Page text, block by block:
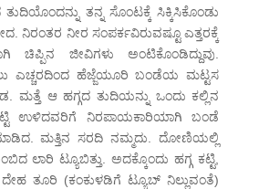
ತುದಿಯೊಂದನ್ನು ತನ್ನ ಸೊಂಟಕ್ಕೆ ಸಿಕ್ಕಿಸಿಕೊಂಡು
ನೀರ ಸಂಪರ್ಕವಿರುವಷ್ಟೂ ಎತ್ತರಕ್ಕೆ
ಚಿಪ್ಪಿನ ಜೀವಿಗಳು ಅಂಟಿಕೊಂಡಿದ್ದುವು.
ಎಚ್ಚರದಿಂದ ಹೆಜ್ಜೆಯೂರಿ ಬಂಡೆಯ ಮಟ್ಟಸ
ಮತ್ತೆ ಆ ಹಗ್ಗದ ತುದಿಯನ್ನು ಒಂದು ಕಲ್ಲಿನ
ಉಳಿದವರಿಗೆ ನಿರಪಾಯಕಾರಿಯಾಗಿ ಬಂಡೆ
ಮಾಡಿದ. ಮತ್ತಿನ ಸರದಿ ನಮ್ಮದು. ದೋಣಿಯಲ್ಲಿ
ಲಾರಿ ಟ್ಯೂಬಿತ್ತು. ಅದಕ್ಕೊಂದು ಹಗ್ಗ ಕಟ್ಟಿ,
ತೂರಿ (ಕಂಕುಳಡಿಗೆ ಟ್ಯೂಬ್ ನಿಲ್ಲುವಂತೆ)